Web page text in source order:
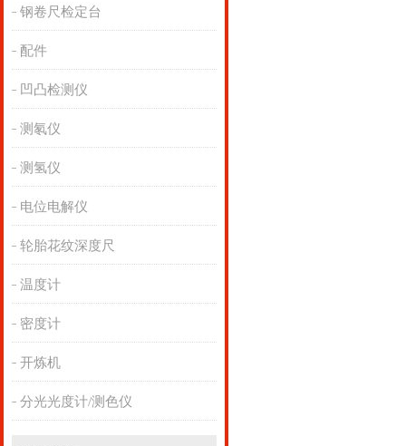
钢卷尺检定台
配件
凹凸检测仪
测氡仪
测氢仪
电位电解仪
轮胎花纹深度尺
温度计
密度计
开炼机
分光光度计/测色仪